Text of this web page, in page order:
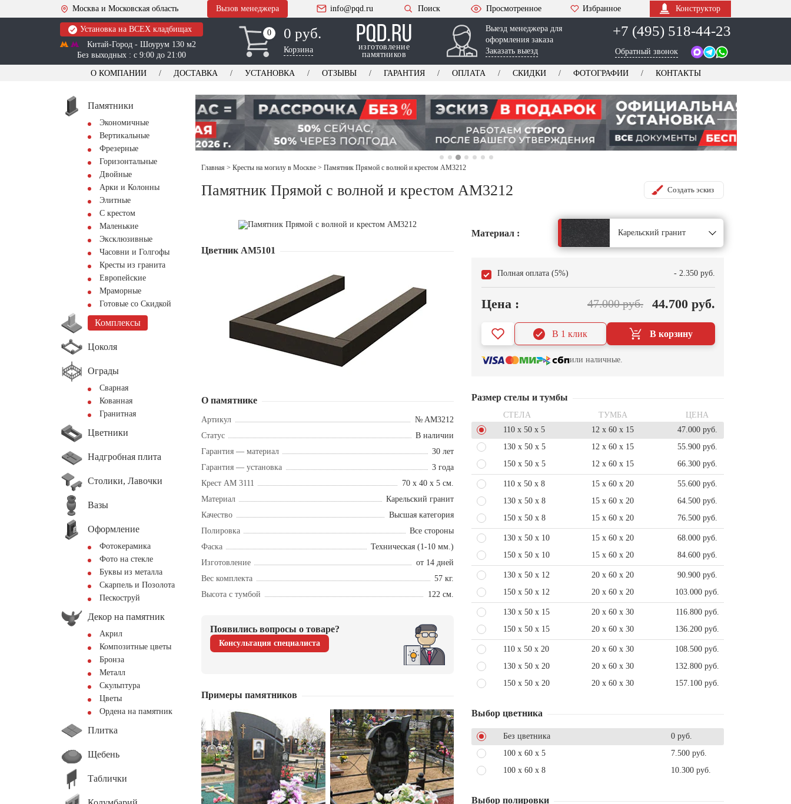
Москва и Московская область Вызов менеджера info@pqd.ru Поиск Просмотренное Избранное Конструктор
Установка на ВСЕХ кладбищах
Китай-Город - Шоурум 130 м2
Без выходных : с 9:00 до 21:00
0
0 0 руб.
Корзина
изготовление
памятников
Выезд менеджера для
оформления заказа
Заказать выезд
+7 (495) 518-44-23
Обратный звонок
О КОМПАНИИ ДОСТАВКА УСТАНОВКА ОТЗЫВЫ ГАРАНТИЯ ОПЛАТА СКИДКИ ФОТОГРАФИИ КОНТАКТЫ
Памятники
Экономичные
Вертикальные
Фрезерные
Горизонтальные
Двойные
Арки и Колонны
Элитные
С крестом
Маленькие
Эксклюзивные
Часовни и Голгофы
Кресты из гранита
Европейские
Мраморные
Готовые со Скидкой
Комплексы
Цоколя
Ограды
Сварная
Кованная
Гранитная
Цветники
Надгробная плита
Столики, Лавочки
Вазы
Оформление
Фотокерамика
Фото на стекле
Буквы из металла
Скарпель и Позолота
Пескоструй
Декор на памятник
Акрил
Композитные цветы
Бронза
Металл
Скульптура
Цветы
Ордена на памятник
Плитка
Щебень
Таблички
Главная > Кресты на могилу в Москве > Памятник Прямой с волной и крестом AM3212
Памятник Прямой с волной и крестом AM3212 Создать эскиз
Цветник АМ5101
О памятнике
Артикул
№ AM3212
Статус
В наличии
Гарантия — материал
30 лет
Гарантия — установка
3 года
Крест AM 3111
70 x 40 x 5 см.
Материал
Карельский гранит
Качество
Высшая категория
Полировка
Все стороны
Фаска
Техническая (1-10 мм.)
Изготовление
от 14 дней
Вес комплекта
57 кг.
Высота с тумбой
122 см.
Появились вопросы о товаре?
Консультация специалиста
Примеры памятников
Материал : Карельский гранит
Полная оплата (5%) - 2.350 руб.
Цена : 47.000 руб. 44.700 руб.
В корзину
В 1 клик
или наличные.
Размер стелы и тумбы
СТЕЛА ТУМБА
ЦЕНА
110 x 50 x 5
12 x 60 x 15
47.000 руб.
130 x 50 x 5
12 x 60 x 15
55.900 руб.
150 x 50 x 5
12 x 60 x 15 66.300 руб.
110 x 50 x 8 15 x 60 x 20
55.600 руб.
130 x 50 x 8
15 x 60 x 20
64.500 руб.
150 x 50 x 8
15 x 60 x 20 76.500 руб.
130 x 50 x 10 15 x 60 x 20
68.000 руб.
150 x 50 x 10
15 x 60 x 20 84.600 руб.
130 x 50 x 12 20 x 60 x 20
90.900 руб.
150 x 50 x 12
20 x 60 x 20 103.000 руб.
130 x 50 x 15 20 x 60 x 30
116.800 руб.
150 x 50 x 15
20 x 60 x 30 136.200 руб.
110 x 50 x 20 20 x 60 x 30
108.500 руб.
130 x 50 x 20
20 x 60 x 30
132.800 руб.
150 x 50 x 20
20 x 60 x 30 157.100 руб.
Выбор цветника
Без цветника
0 руб.
100 x 60 x 5
7.500 руб.
100 x 60 x 8
10.300 руб.
Выбор полировки